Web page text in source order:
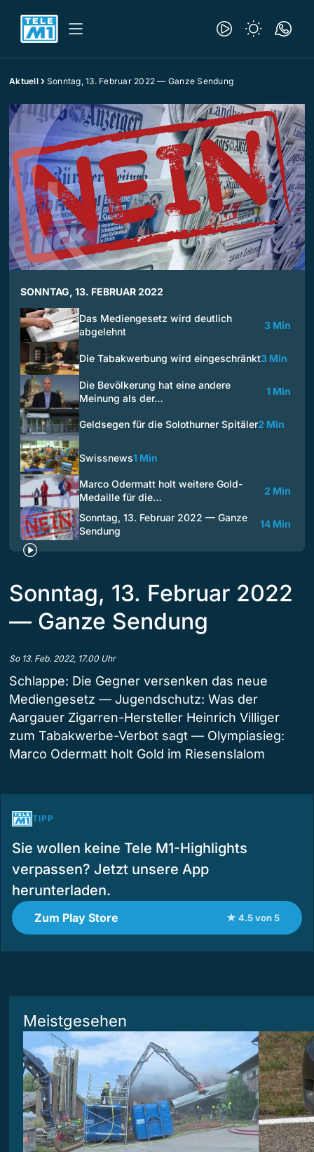
Aktuell Sonntag, 13. Februar 2022 — Ganze Sendung
SONNTAG, 13. FEBRUAR 2022
Das Mediengesetz wird deutlich
abgelehnt
3 Min
Die Tabakwerbung wird eingeschränkt3 Min
Die Bevölkerung hat eine andere
Meinung als der…
1 Min
Geldsegen für die Solothurner Spitäler2 Min
Swissnews1 Min
Marco Odermatt holt weitere Gold-
Medaille für die…
2 Min
Sonntag, 13. Februar 2022 — Ganze
Sendung
14 Min
Sonntag, 13. Februar 2022
— Ganze Sendung
So 13. Feb. 2022, 17.00 Uhr
Schlappe: Die Gegner versenken das neue
Mediengesetz — Jugendschutz: Was der
Aargauer Zigarren-Hersteller Heinrich Villiger
zum Tabakwerbe-Verbot sagt — Olympiasieg:
Marco Odermatt holt Gold im Riesenslalom
TIPP
Sie wollen keine Tele M1-Highlights
verpassen? Jetzt unsere App
herunterladen.
Zum Play Store ★ 4.5 von 5
Meistgesehen